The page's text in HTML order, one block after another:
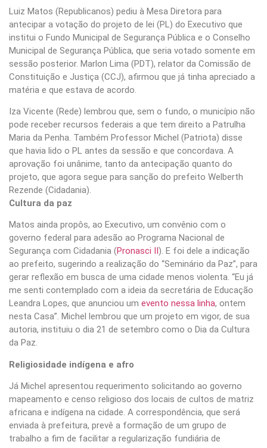
Luiz Matos (Republicanos) pediu à Mesa Diretora para
antecipar a votação do projeto de lei (PL) do Executivo que
institui o Fundo Municipal de Segurança Pública e o Conselho
Municipal de Segurança Pública, que seria votado somente em
sessão posterior. Marlon Lima (PDT), relator da Comissão de
Constituição e Justiça (CCJ), afirmou que já tinha apreciado a
matéria e que estava de acordo.
Iza Vicente (Rede) lembrou que, sem o fundo, o município não
pode receber recursos federais a que tem direito a Patrulha
Maria da Penha. Também Professor Michel (Patriota) disse
que havia lido o PL antes da sessão e que concordava. A
aprovação foi unânime, tanto da antecipação quanto do
projeto, que agora segue para sanção do prefeito Welberth
Rezende (Cidadania).
Cultura da paz
Matos ainda propôs, ao Executivo, um convênio com o
governo federal para adesão ao Programa Nacional de
Segurança com Cidadania (Pronasci II ). E foi dele a indicação
ao prefeito, sugerindo a realização do “Seminário da Paz”, para
gerar reflexão em busca de uma cidade menos violenta. “Eu já
me senti contemplado com a ideia da secretária de Educação
Leandra Lopes, que anunciou um evento nessa linha, ontem
nesta Casa”. Michel lembrou que um projeto em vigor, de sua
autoria, instituiu o dia 21 de setembro como o Dia da Cultura
da Paz.
Religiosidade indígena e afro
Já Michel apresentou requerimento solicitando ao governo
mapeamento e censo religioso dos locais de cultos de matriz
africana e indígena na cidade. A correspondência, que será
enviada à prefeitura, prevê a formação de um grupo de
trabalho a fim de facilitar a regularização fundiária de